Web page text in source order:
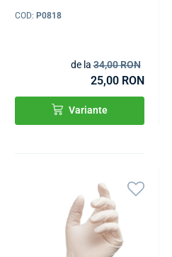
COD: P0818
de la 34,00 RON
25,00 RON
Variante